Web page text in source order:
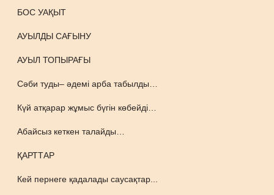
БОС УАҚЫТ
АУЫЛДЫ САҒЫНУ
АУЫЛ ТОПЫРАҒЫ
Сәби туды– әдемі арба табылды…
Күй атқарар жұмыс бүгін көбейді…
Абайсыз кеткен талайды…
ҚАРТТАР
Кей пернеге қадалады саусақтар...